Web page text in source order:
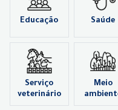
Educação Saúde
Serviço
veterinário
Meio